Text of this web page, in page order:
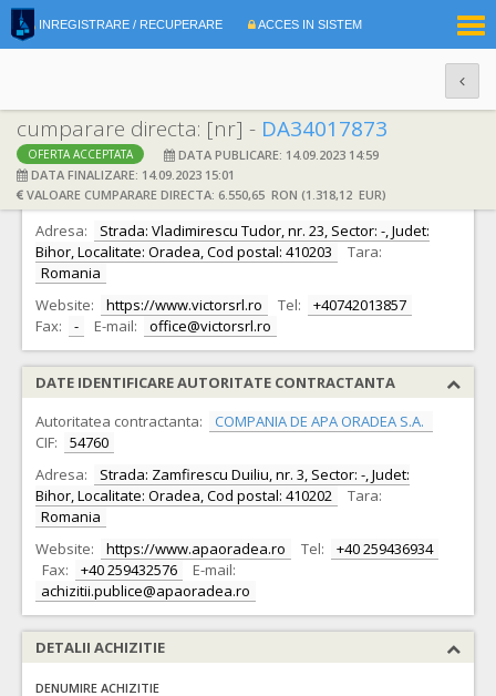
INREGISTRARE / RECUPERARE ACCES IN SISTEM
cumparare directa: [nr] - DA34017873
OFERTA ACCEPTATA
DATA PUBLICARE: 14.09.2023 14:59
DATA FINALIZARE: 14.09.2023 15:01
VALOARE CUMPARARE DIRECTA: 6.550,65 RON (1.318,12 EUR)
DATE IDENTIFICARE OFERTANT
Ofertant: S.C. Victor S.R.L. CIF: 68170
Adresa:
Strada: Vladimirescu Tudor, nr. 23, Sector: -, Judet:
Bihor, Localitate: Oradea, Cod postal: 410203
Tara:
Romania
Website:
https://www.victorsrl.ro Tel:
+40742013857
Fax:
- E-mail: office@victorsrl.ro
DATE IDENTIFICARE AUTORITATE CONTRACTANTA
Autoritatea contractanta:
COMPANIA DE APA ORADEA S.A.
CIF:
54760
Adresa:
Strada: Zamfirescu Duiliu, nr. 3, Sector: -, Judet:
Bihor, Localitate: Oradea, Cod postal: 410202
Tara:
Romania
Website:
https://www.apaoradea.ro Tel:
+40 259436934
Fax:
+40 259432576
E-mail:
achizitii.publice@apaoradea.ro
DETALII ACHIZITIE
DENUMIRE ACHIZITIE